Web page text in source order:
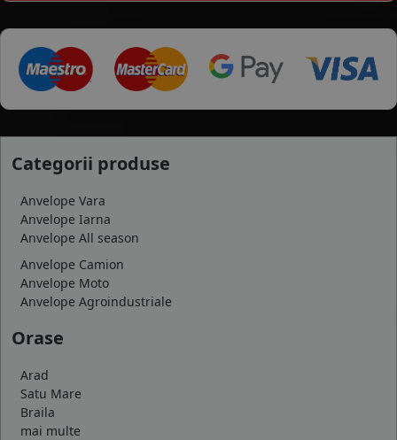
Categorii produse
Anvelope Vara
Anvelope Iarna
Anvelope All season
Anvelope Camion
Anvelope Moto
Anvelope Agroindustriale
Orase
Arad
Satu Mare
Braila
mai multe